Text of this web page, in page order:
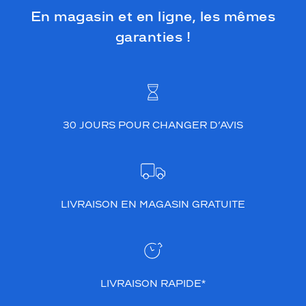
En magasin et en ligne, les mêmes
garanties !
30 JOURS POUR CHANGER D’AVIS
LIVRAISON EN MAGASIN GRATUITE
LIVRAISON RAPIDE*